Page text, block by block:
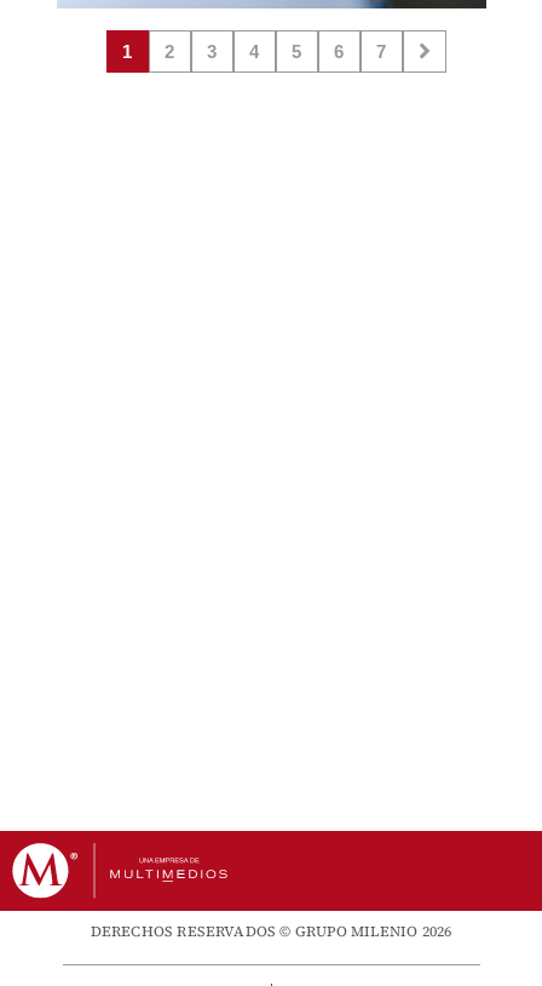
1 2 3 4 5 6 7
DERECHOS RESERVADOS © GRUPO MILENIO 2026